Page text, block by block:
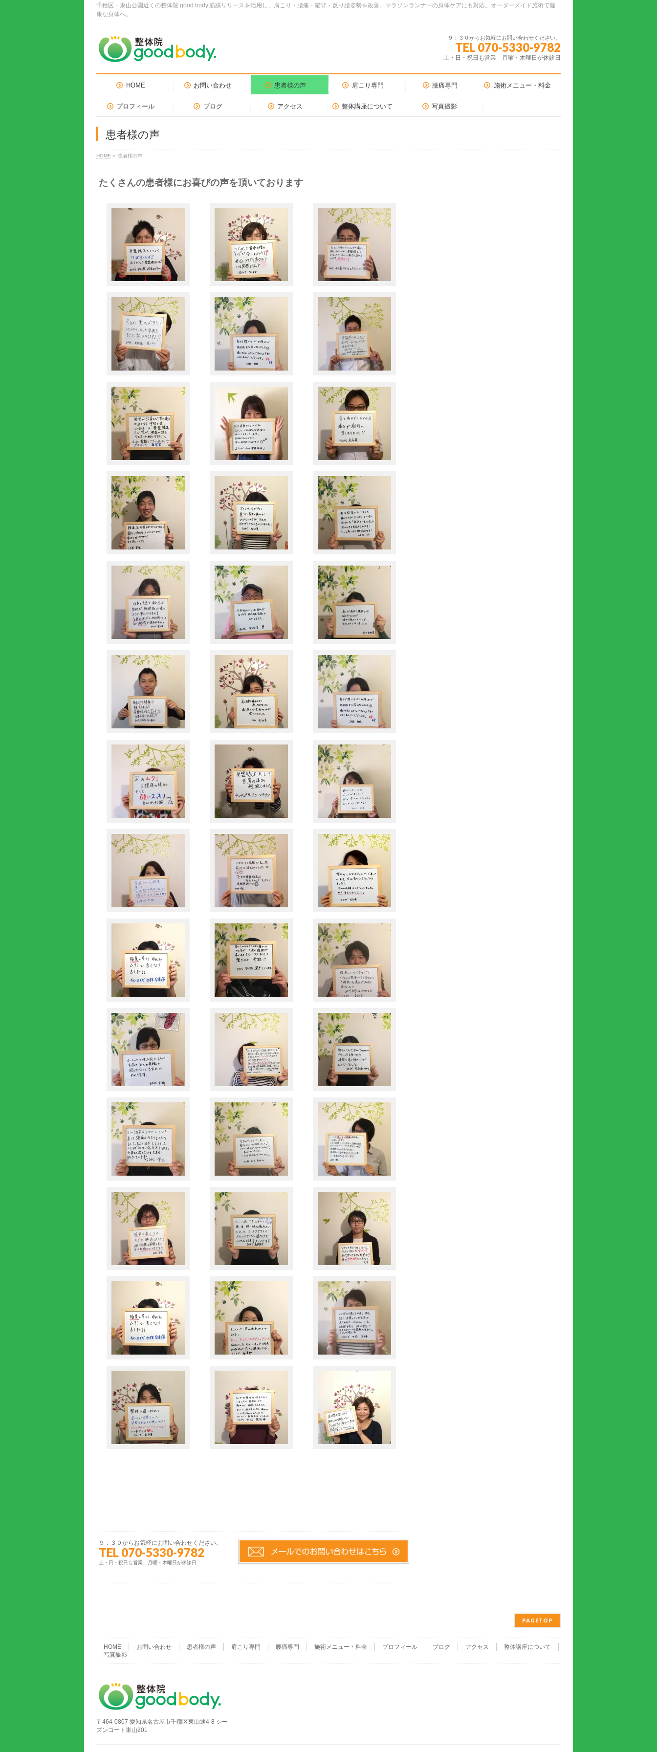
千種区・東山公園近くの整体院 good body.筋膜リリースを活用し、肩こり・腰痛・猫背・反り腰姿勢を改善。マラソンランナーの身体ケアにも対応。オーダーメイド施術で健
康な身体へ。
９：３０からお気軽にお問い合わせください。
TEL 070-5330-9782
土・日・祝日も営業 月曜・木曜日が休診日
HOME お問い合わせ 患者様の声 肩こり専門 腰痛専門 施術メニュー・料金
プロフィール ブログ アクセス 整体講座について 写真撮影
患者様の声
HOME » 患者様の声
たくさんの患者様にお喜びの声を頂いております
９：３０からお気軽にお問い合わせください。
TEL 070-5330-9782
土・日・祝日も営業 月曜・木曜日が休診日
PAGETOP
HOME お問い合わせ 患者様の声 肩こり専門 腰痛専門 施術メニュー・料金 プロフィール ブログ アクセス
整体講座について
写真撮影
〒464-0807 愛知県名古屋市千種区東山通4-8 シー
ズンコート東山201